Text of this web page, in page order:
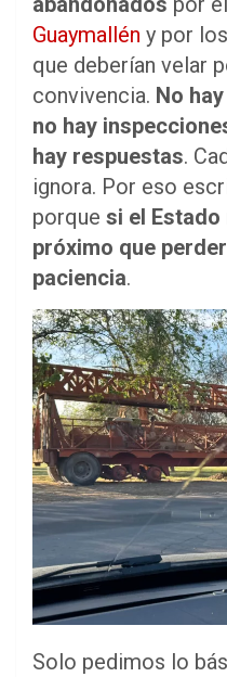
Guaymallén y por
que deberían velar
convivencia. No
no hay
hay respuestas.
ignora. Por eso
porque si el
próximo que
paciencia.
Solo pedimos lo